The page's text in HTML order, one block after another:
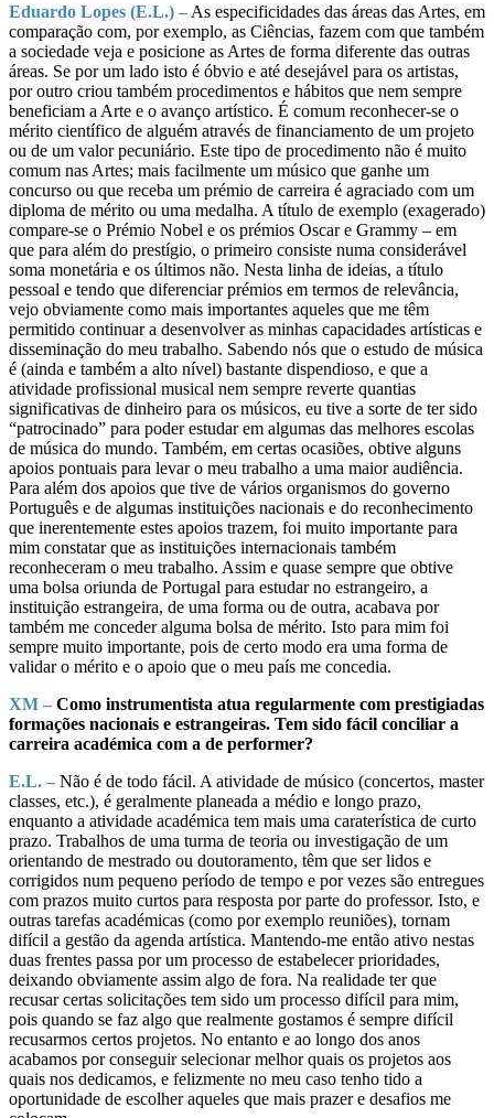
Eduardo Lopes (E.L.) – As especificidades das áreas das Artes, em
comparação com, por exemplo, as Ciências, fazem com que também
a sociedade veja e posicione as Artes de forma diferente das outras
áreas. Se por um lado isto é óbvio e até desejável para os artistas,
por outro criou também procedimentos e hábitos que nem sempre
beneficiam a Arte e o avanço artístico. É comum reconhecer-se o
mérito científico de alguém através de financiamento de um projeto
ou de um valor pecuniário. Este tipo de procedimento não é muito
comum nas Artes; mais facilmente um músico que ganhe um
concurso ou que receba um prémio de carreira é agraciado com um
diploma de mérito ou uma medalha. A título de exemplo (exagerado)
compare-se o Prémio Nobel e os prémios Oscar e Grammy – em
que para além do prestígio, o primeiro consiste numa considerável
soma monetária e os últimos não. Nesta linha de ideias, a título
pessoal e tendo que diferenciar prémios em termos de relevância,
vejo obviamente como mais importantes aqueles que me têm
permitido continuar a desenvolver as minhas capacidades artísticas e
disseminação do meu trabalho. Sabendo nós que o estudo de música
é (ainda e também a alto nível) bastante dispendioso, e que a
atividade profissional musical nem sempre reverte quantias
significativas de dinheiro para os músicos, eu tive a sorte de ter sido
“patrocinado” para poder estudar em algumas das melhores escolas
de música do mundo. Também, em certas ocasiões, obtive alguns
apoios pontuais para levar o meu trabalho a uma maior audiência.
Para além dos apoios que tive de vários organismos do governo
Português e de algumas instituições nacionais e do reconhecimento
que inerentemente estes apoios trazem, foi muito importante para
mim constatar que as instituições internacionais também
reconheceram o meu trabalho. Assim e quase sempre que obtive
uma bolsa oriunda de Portugal para estudar no estrangeiro, a
instituição estrangeira, de uma forma ou de outra, acabava por
também me conceder alguma bolsa de mérito. Isto para mim foi
sempre muito importante, pois de certo modo era uma forma de
validar o mérito e o apoio que o meu país me concedia.
XM – Como instrumentista atua regularmente com prestigiadas
formações nacionais e estrangeiras. Tem sido fácil conciliar a
carreira académica com a de performer?
E.L. – Não é de todo fácil. A atividade de músico (concertos, master
classes, etc.), é geralmente planeada a médio e longo prazo,
enquanto a atividade académica tem mais uma caraterística de curto
prazo. Trabalhos de uma turma de teoria ou investigação de um
orientando de mestrado ou doutoramento, têm que ser lidos e
corrigidos num pequeno período de tempo e por vezes são entregues
com prazos muito curtos para resposta por parte do professor. Isto, e
outras tarefas académicas (como por exemplo reuniões), tornam
difícil a gestão da agenda artística. Mantendo-me então ativo nestas
duas frentes passa por um processo de estabelecer prioridades,
deixando obviamente assim algo de fora. Na realidade ter que
recusar certas solicitações tem sido um processo difícil para mim,
pois quando se faz algo que realmente gostamos é sempre difícil
recusarmos certos projetos. No entanto e ao longo dos anos
acabamos por conseguir selecionar melhor quais os projetos aos
quais nos dedicamos, e felizmente no meu caso tenho tido a
oportunidade de escolher aqueles que mais prazer e desafios me